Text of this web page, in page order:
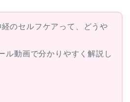
経のセルフケアって、どうや
ル動画で分かりやすく解説し